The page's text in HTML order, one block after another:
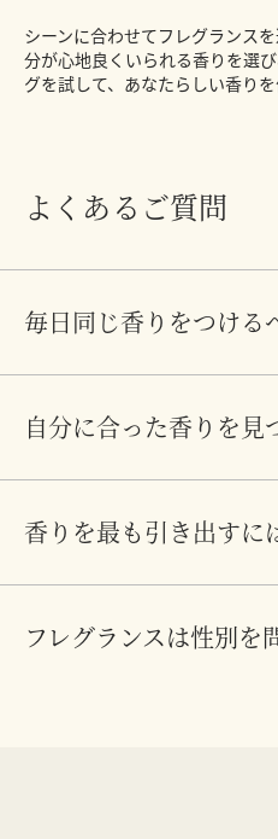
シーンに合わせてフレグランス
分が心地良くいられる香りを選
グを試して、あなたらしい香りを
よくあるご質問
毎日同じ香りをつける
自分に合った香りを見
香りを最も引き出すに
フレグランスは性別を